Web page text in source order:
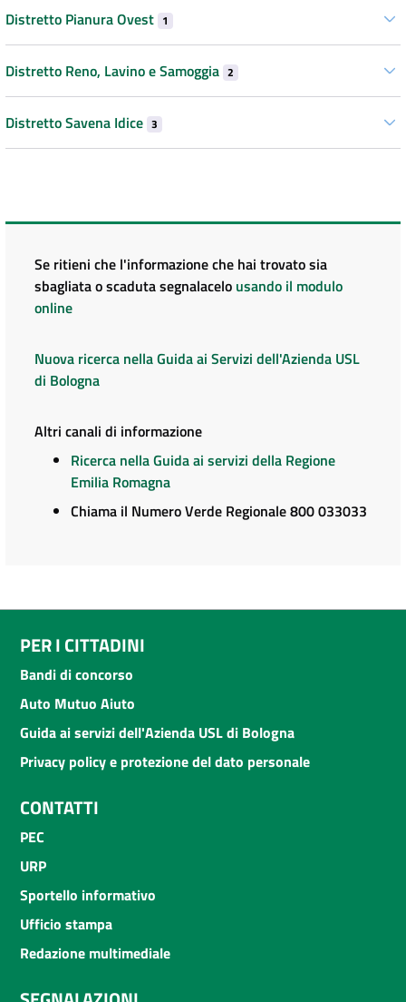
Distretto Pianura Ovest 1
Distretto Reno, Lavino e Samoggia 2
Distretto Savena Idice 3
Se ritieni che l'informazione che hai trovato sia
sbagliata o scaduta segnalacelo usando il modulo
online
Nuova ricerca nella Guida ai Servizi dell'Azienda USL
di Bologna
Altri canali di informazione
Ricerca nella Guida ai servizi della Regione
Emilia Romagna
Chiama il Numero Verde Regionale 800 033033
PER I CITTADINI
Bandi di concorso
Auto Mutuo Aiuto
Guida ai servizi dell'Azienda USL di Bologna
Privacy policy e protezione del dato personale
CONTATTI
PEC
URP
Sportello informativo
Ufficio stampa
Redazione multimediale